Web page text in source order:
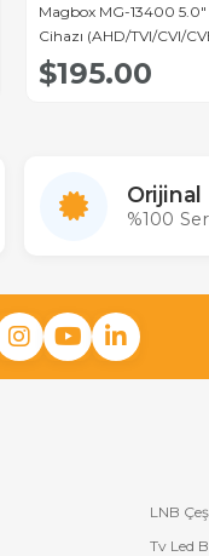
Magbox MG-13400 5.0"
Cihazı (AHD/TVI/CVI/
Kablo ve Güç Çıkışlı)
$195.00
%100
LNB
Tv Led